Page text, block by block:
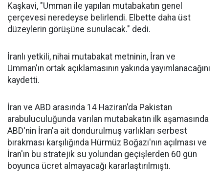
Kaşkavi, "Umman ile yapılan mutabakatın genel
çerçevesi neredeyse belirlendi. Elbette daha üst
düzeylerin görüşüne sunulacak." dedi.
İranlı yetkili, nihai mutabakat metninin, İran ve
Umman'ın ortak açıklamasının yakında yayımlanacağını
kaydetti.
İran ve ABD arasında 14 Haziran'da Pakistan
arabuluculuğunda varılan mutabakatın ilk aşamasında
ABD'nin İran'a ait dondurulmuş varlıkları serbest
bırakması karşılığında Hürmüz Boğazı'nın açılması ve
İran'ın bu stratejik su yolundan geçişlerden 60 gün
boyunca ücret almayacağı kararlaştırılmıştı.